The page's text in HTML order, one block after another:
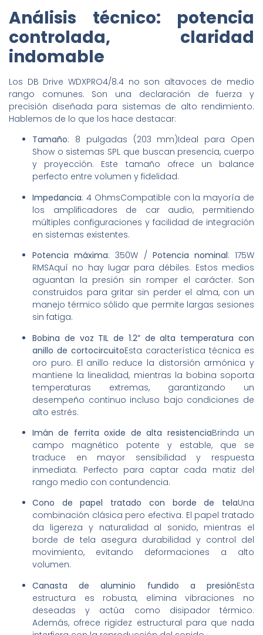
Análisis técnico: potencia
controlada, claridad
indomable
Los DB Drive WDXPRO4/8.4 no son altavoces de medio
rango comunes. Son una declaración de fuerza y
precisión diseñada para sistemas de alto rendimiento.
Hablemos de lo que los hace destacar:
Tamaño: 8 pulgadas (203 mm)Ideal para Open
Show o sistemas SPL que buscan presencia, cuerpo
y proyección. Este tamaño ofrece un balance
perfecto entre volumen y fidelidad.
Impedancia: 4 OhmsCompatible con la mayoría de
los amplificadores de car audio, permitiendo
múltiples configuraciones y facilidad de integración
en sistemas existentes.
Potencia máxima: 350W / Potencia nominal: 175W
RMSAquí no hay lugar para débiles. Estos medios
aguantan la presión sin romper el carácter. Son
construidos para gritar sin perder el alma, con un
manejo térmico sólido que permite largas sesiones
sin fatiga.
Bobina de voz TIL de 1.2” de alta temperatura con
anillo de cortocircuitoEsta característica técnica es
oro puro. El anillo reduce la distorsión armónica y
mantiene la linealidad, mientras la bobina soporta
temperaturas extremas, garantizando un
desempeño continuo incluso bajo condiciones de
alto estrés.
Imán de ferrita oxide de alta resistenciaBrinda un
campo magnético potente y estable, que se
traduce en mayor sensibilidad y respuesta
inmediata. Perfecto para captar cada matiz del
rango medio con contundencia.
Cono de papel tratado con borde de telaUna
combinación clásica pero efectiva. El papel tratado
da ligereza y naturalidad al sonido, mientras el
borde de tela asegura durabilidad y control del
movimiento, evitando deformaciones a alto
volumen.
Canasta de aluminio fundido a presiónEsta
estructura es robusta, elimina vibraciones no
deseadas y actúa como disipador térmico.
Además, ofrece rigidez estructural para que nada